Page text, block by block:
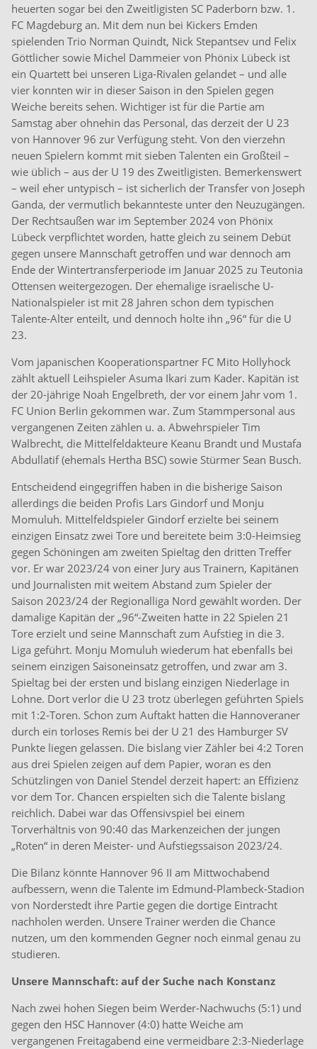
heuerten sogar bei den Zweitligisten SC Paderborn bzw. 1.
FC Magdeburg an. Mit dem nun bei Kickers Emden
spielenden Trio Norman Quindt, Nick Stepantsev und Felix
Göttlicher sowie Michel Dammeier von Phönix Lübeck ist
ein Quartett bei unseren Liga-Rivalen gelandet – und alle
vier konnten wir in dieser Saison in den Spielen gegen
Weiche bereits sehen. Wichtiger ist für die Partie am
Samstag aber ohnehin das Personal, das derzeit der U 23
von Hannover 96 zur Verfügung steht. Von den vierzehn
neuen Spielern kommt mit sieben Talenten ein Großteil –
wie üblich – aus der U 19 des Zweitligisten. Bemerkenswert
– weil eher untypisch – ist sicherlich der Transfer von Joseph
Ganda, der vermutlich bekannteste unter den Neuzugängen.
Der Rechtsaußen war im September 2024 von Phönix
Lübeck verpflichtet worden, hatte gleich zu seinem Debüt
gegen unsere Mannschaft getroffen und war dennoch am
Ende der Wintertransferperiode im Januar 2025 zu Teutonia
Ottensen weitergezogen. Der ehemalige israelische U-
Nationalspieler ist mit 28 Jahren schon dem typischen
Talente-Alter enteilt, und dennoch holte ihn „96“ für die U
23.
Vom japanischen Kooperationspartner FC Mito Hollyhock
zählt aktuell Leihspieler Asuma Ikari zum Kader. Kapitän ist
der 20-jährige Noah Engelbreth, der vor einem Jahr vom 1.
FC Union Berlin gekommen war. Zum Stammpersonal aus
vergangenen Zeiten zählen u. a. Abwehrspieler Tim
Walbrecht, die Mittelfeldakteure Keanu Brandt und Mustafa
Abdullatif (ehemals Hertha BSC) sowie Stürmer Sean Busch.
Entscheidend eingegriffen haben in die bisherige Saison
allerdings die beiden Profis Lars Gindorf und Monju
Momuluh. Mittelfeldspieler Gindorf erzielte bei seinem
einzigen Einsatz zwei Tore und bereitete beim 3:0-Heimsieg
gegen Schöningen am zweiten Spieltag den dritten Treffer
vor. Er war 2023/24 von einer Jury aus Trainern, Kapitänen
und Journalisten mit weitem Abstand zum Spieler der
Saison 2023/24 der Regionalliga Nord gewählt worden. Der
damalige Kapitän der „96“-Zweiten hatte in 22 Spielen 21
Tore erzielt und seine Mannschaft zum Aufstieg in die 3.
Liga geführt. Monju Momuluh wiederum hat ebenfalls bei
seinem einzigen Saisoneinsatz getroffen, und zwar am 3.
Spieltag bei der ersten und bislang einzigen Niederlage in
Lohne. Dort verlor die U 23 trotz überlegen geführten Spiels
mit 1:2-Toren. Schon zum Auftakt hatten die Hannoveraner
durch ein torloses Remis bei der U 21 des Hamburger SV
Punkte liegen gelassen. Die bislang vier Zähler bei 4:2 Toren
aus drei Spielen zeigen auf dem Papier, woran es den
Schützlingen von Daniel Stendel derzeit hapert: an Effizienz
vor dem Tor. Chancen erspielten sich die Talente bislang
reichlich. Dabei war das Offensivspiel bei einem
Torverhältnis von 90:40 das Markenzeichen der jungen
„Roten“ in deren Meister- und Aufstiegssaison 2023/24.
Die Bilanz könnte Hannover 96 II am Mittwochabend
aufbessern, wenn die Talente im Edmund-Plambeck-Stadion
von Norderstedt ihre Partie gegen die dortige Eintracht
nachholen werden. Unsere Trainer werden die Chance
nutzen, um den kommenden Gegner noch einmal genau zu
studieren.
Unsere Mannschaft: auf der Suche nach Konstanz
Nach zwei hohen Siegen beim Werder-Nachwuchs (5:1) und
gegen den HSC Hannover (4:0) hatte Weiche am
vergangenen Freitagabend eine vermeidbare 2:3-Niederlage